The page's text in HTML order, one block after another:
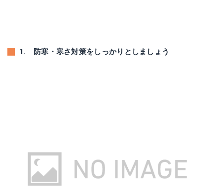
1. 防寒・寒さ対策をしっかりとしましょう